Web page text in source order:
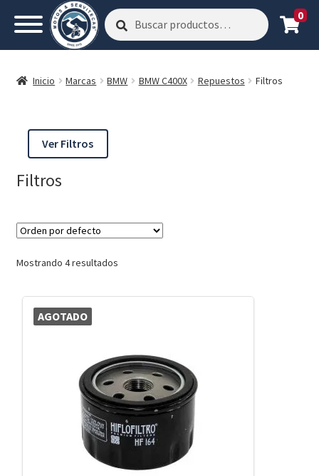
Buscar
por:
Buscar 0
Inicio Marcas BMW BMW C400X Repuestos Filtros
Ver Filtros
Filtros
Mostrando 4 resultados
AGOTADO